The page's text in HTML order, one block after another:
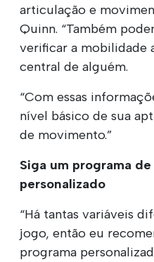
articulação e
Quinn. “Também
verificar a mobilidade
central de alguém.
“Com essas
nível básico de sua
de movimento.”
Siga um programa
personalizado
“Há tantas variáveis
jogo, então eu
programa